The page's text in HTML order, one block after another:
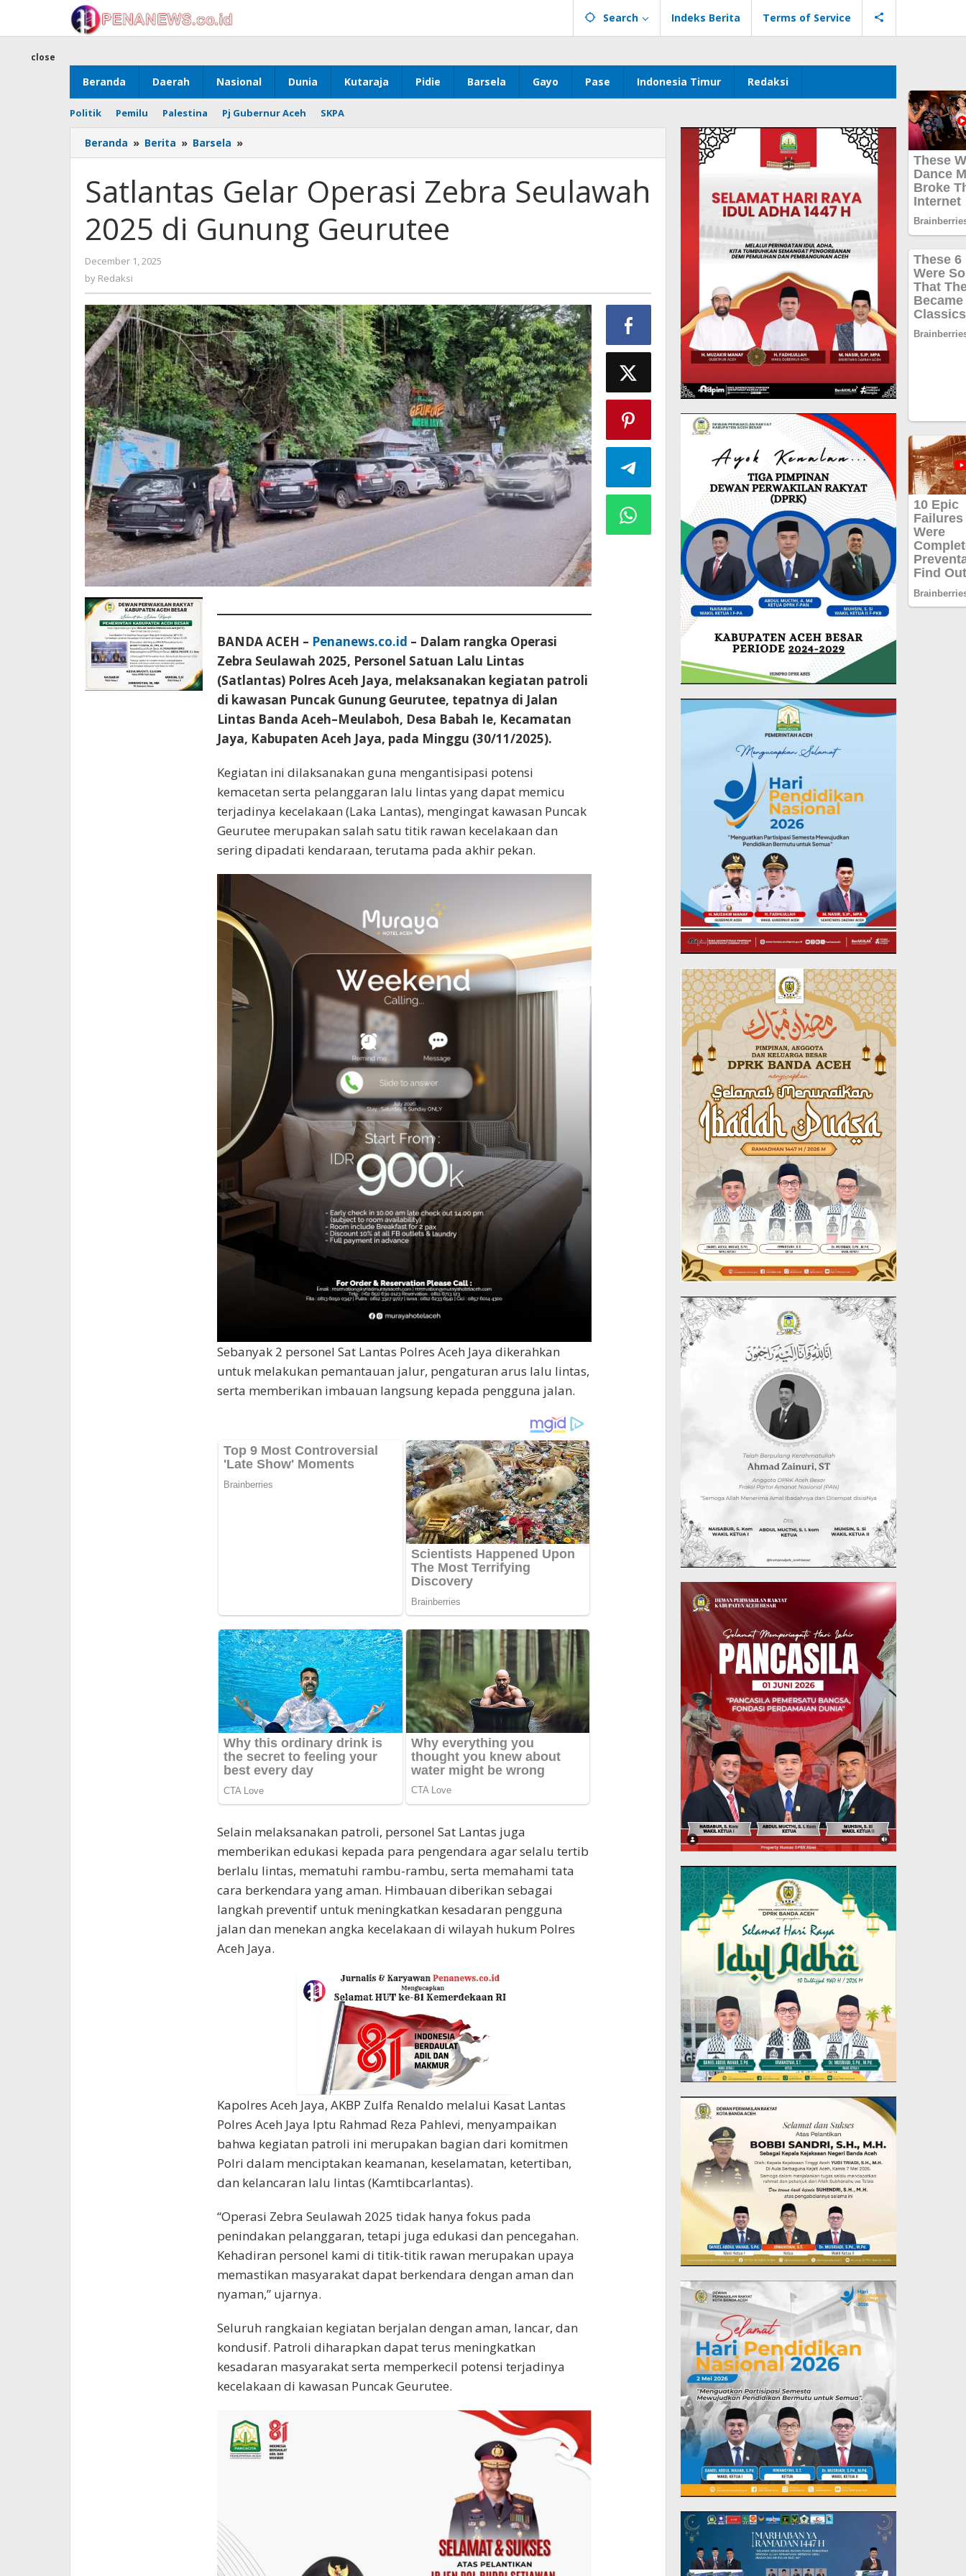
content
Search Indeks Berita Terms of Service
Beranda Daerah Nasional Dunia Kutaraja Pidie Barsela Gayo Pase Indonesia Timur Redaksi
Politik Pemilu Palestina Pj Gubernur Aceh SKPA
close
Beranda » Berita » Barsela »
Gelar
Zebra
Seulawah
di
Satlantas Gelar Operasi Zebra Seulawah
2025 di Gunung Geurutee
December 1, 2025
by Redaksi
BANDA ACEH – Penanews.co.id – Dalam rangka Operasi
Zebra Seulawah 2025, Personel Satuan Lalu Lintas
(Satlantas) Polres Aceh Jaya, melaksanakan kegiatan patroli
di kawasan Puncak Gunung Geurutee, tepatnya di Jalan
Lintas Banda Aceh–Meulaboh, Desa Babah Ie, Kecamatan
Jaya, Kabupaten Aceh Jaya, pada Minggu (30/11/2025).
Kegiatan ini dilaksanakan guna mengantisipasi potensi
kemacetan serta pelanggaran lalu lintas yang dapat memicu
terjadinya kecelakaan (Laka Lantas), mengingat kawasan Puncak
Geurutee merupakan salah satu titik rawan kecelakaan dan
sering dipadati kendaraan, terutama pada akhir pekan.
Sebanyak 2 personel Sat Lantas Polres Aceh Jaya dikerahkan
untuk melakukan pemantauan jalur, pengaturan arus lalu lintas,
serta memberikan imbauan langsung kepada pengguna jalan.
Selain melaksanakan patroli, personel Sat Lantas juga
memberikan edukasi kepada para pengendara agar selalu tertib
berlalu lintas, mematuhi rambu-rambu, serta memahami tata
cara berkendara yang aman. Himbauan diberikan sebagai
langkah preventif untuk meningkatkan kesadaran pengguna
jalan dan menekan angka kecelakaan di wilayah hukum Polres
Aceh Jaya.
Kapolres Aceh Jaya, AKBP Zulfa Renaldo melalui Kasat Lantas
Polres Aceh Jaya Iptu Rahmad Reza Pahlevi, menyampaikan
bahwa kegiatan patroli ini merupakan bagian dari komitmen
Polri dalam menciptakan keamanan, keselamatan, ketertiban,
dan kelancaran lalu lintas (Kamtibcarlantas).
“Operasi Zebra Seulawah 2025 tidak hanya fokus pada
penindakan pelanggaran, tetapi juga edukasi dan pencegahan.
Kehadiran personel kami di titik-titik rawan merupakan upaya
memastikan masyarakat dapat berkendara dengan aman dan
nyaman,” ujarnya.
Seluruh rangkaian kegiatan berjalan dengan aman, lancar, dan
kondusif. Patroli diharapkan dapat terus meningkatkan
kesadaran masyarakat serta memperkecil potensi terjadinya
kecelakaan di kawasan Puncak Geurutee.